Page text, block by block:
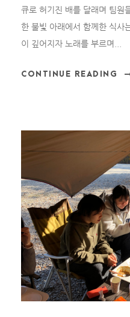
큐로 허기진 배를 달래며 팀원
한 불빛 아래에서 함께한 식사
이 깊어지자 노래를 부르며...
CONTINUE READING